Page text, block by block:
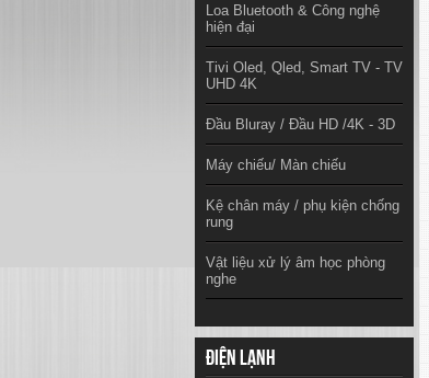
Loa Bluetooth & Công nghệ
hiện đại
Tivi Oled, Qled, Smart TV - TV
UHD 4K
Đầu Bluray / Đầu HD /4K - 3D
Máy chiếu/ Màn chiếu
Kệ chân máy / phụ kiện chống
rung
Vật liệu xử lý âm học phòng
nghe
Điện lạnh